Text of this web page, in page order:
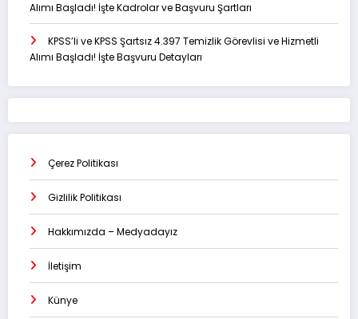
Alımı Başladı! İşte Kadrolar ve Başvuru Şartları
KPSS’li ve KPSS Şartsız 4.397 Temizlik Görevlisi ve Hizmetli
Alımı Başladı! İşte Başvuru Detayları
Çerez Politikası
Gizlilik Politikası
Hakkımızda – Medyadayız
İletişim
Künye